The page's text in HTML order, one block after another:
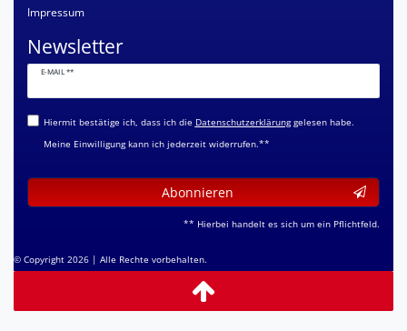
Impressum
Newsletter
E-MAIL **
Newsletter
Honig
Hiermit bestätige ich, dass ich die Daten­schutz­erklärunggelesen habe.
Meine Einwilligung kann ich jederzeit widerrufen.**
Abonnieren
** Hierbei handelt es sich um ein Pflichtfeld.
© Copyright 2026 | Alle Rechte vorbehalten.